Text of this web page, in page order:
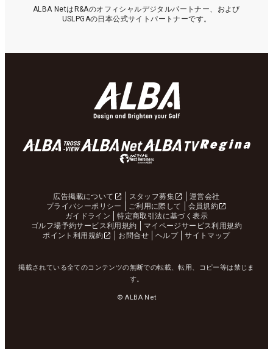
ALBA NetはR&Aのオフィシャルデジタルパートナー、および
USLPGAの日本公式サイトパートナーです。
広告掲載について スタッフ募集
運営会社
プライバシーポリシー
ご利用に際して
会員規約
ガイドライン
特定商取引法に基づく表示
ゴルフ場予約サービス利用規約
マイページサービス利用規約
ポイント利用規約
お問合せ ヘルプ サイトマップ
掲載されている全てのコンテンツの無断での転載、転用、コピー等は禁じま
す。
© ALBA Net